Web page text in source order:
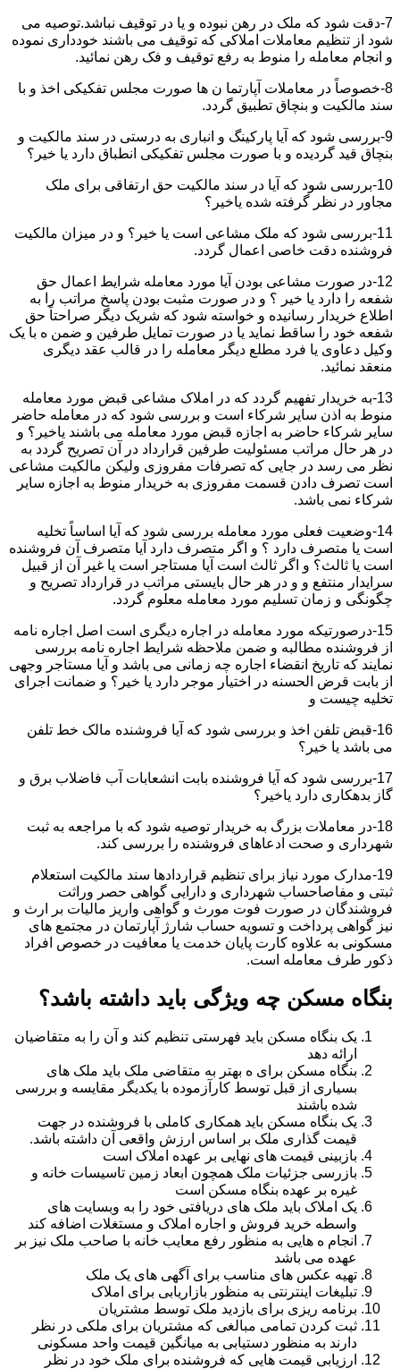
7-دقت شود که ملک در رهن نبوده و یا در توقیف نباشد.توصیه می
شود از تنظیم معاملات املاکی که توقیف می باشند خودداری نموده
و انجام معامله را منوط به رفع توقیف و فک رهن نمائید.
8-خصوصاً در معاملات آپارتما ن ها صورت مجلس تفکیکی اخذ و با
سند مالکیت و بنچاق تطبیق گردد.
9-بررسی شود که آیا پارکینگ و انباری به درستی در سند مالکیت و
بنچاق قید گردیده و با صورت مجلس تفکیکی انطباق دارد یا خیر؟
10-بررسی شود که آیا در سند مالکیت حق ارتفاقی برای ملک
مجاور در نظر گرفته شده یاخیر؟
11-بررسی شود که ملک مشاعی است یا خیر؟ و در میزان مالکیت
فروشنده دقت خاصی اعمال گردد.
12-در صورت مشاعی بودن آیا مورد معامله شرایط اعمال حق
شفعه را دارد یا خیر ؟ و در صورت مثبت بودن پاسخ مراتب را به
اطلاع خریدار رسانیده و خواسته شود که شریک دیگر صراحتاً حق
شفعه خود را ساقط نماید یا در صورت تمایل طرفین و ضمن ه با یک
وکیل دعاوی یا فرد مطلع دیگر معامله را در قالب عقد دیگری
منعقد نمائید.
13-به خریدار تفهیم گردد که در املاک مشاعی قبض مورد معامله
منوط به اذن سایر شرکاء است و بررسی شود که در معامله حاضر
سایر شرکاء حاضر به اجازه قبض مورد معامله می باشند یاخیر؟ و
در هر حال مراتب مسئولیت طرفین قرارداد در آن تصریح گردد به
نظر می رسد در جایی که تصرفات مفروزی ولیکن مالکیت مشاعی
است تصرف دادن قسمت مفروزی به خریدار منوط به اجازه سایر
شرکاء نمی باشد.
14-وضعیت فعلی مورد معامله بررسی شود که آیا اساساً تخلیه
است یا متصرف دارد ؟ و اگر متصرف دارد آیا متصرف آن فروشنده
است یا ثالث؟ و اگر ثالث است آیا مستاجر است یا غیر آن از قبیل
سرایدار منتفع و و در هر حال بایستی مراتب در قرارداد تصریح و
چگونگی و زمان تسلیم مورد معامله معلوم گردد.
15-درصورتیکه مورد معامله در اجاره دیگری است اصل اجاره نامه
از فروشنده مطالبه و ضمن ملاحظه شرایط اجاره نامه بررسی
نمایند که تاریخ انقضاء اجاره چه زمانی می باشد و آیا مستاجر وجهی
از بابت قرض الحسنه در اختیار موجر دارد یا خیر؟ و ضمانت اجرای
تخلیه چیست و
16-قبض تلفن اخذ و بررسی شود که آیا فروشنده مالک خط تلفن
می باشد یا خیر؟
17-بررسی شود که آیا فروشنده بابت انشعابات آب فاضلاب برق و
گاز بدهکاری دارد یاخیر؟
18-در معاملات بزرگ به خریدار توصیه شود که با مراجعه به ثبت
شهرداری و صحت ادعاهای فروشنده را بررسی کند.
19-مدارک مورد نیاز برای تنظیم قراردادها سند مالکیت استعلام
ثبتی و مفاصاحساب شهرداری و دارایی گواهی حصر وراثت
فروشندگان در صورت فوت مورث و گواهی واریز مالیات بر ارث و
نیز گواهی پرداخت و تسویه حساب شارژ آپارتمان در مجتمع های
مسکونی به علاوه کارت پایان خدمت یا معافیت در خصوص افراد
ذکور طرف معامله است.
بنگاه مسکن چه ویژگی باید داشته باشد؟
یک بنگاه مسکن باید فهرستی تنظیم کند و آن را به متقاضیان
ارائه دهد
بنگاه مسکن برای ه بهتر به متقاضی ملک باید ملک های
بسیاری از قبل توسط کارآزموده با یکدیگر مقایسه و بررسی
شده باشند
یک بنگاه مسکن باید همکاری کاملی با فروشنده در جهت
قیمت گذاری ملک بر اساس ارزش واقعی آن داشته باشد.
بازبینی قیمت های نهایی بر عهده املاک است
بازرسی جزئیات ملک همچون ابعاد زمین تاسیسات خانه و
غیره بر عهده بنگاه مسکن است
یک املاک باید ملک های دریافتی خود را به وبسایت های
واسطه خرید فروش و اجاره املاک و مستغلات اضافه کند
انجام ه هایی به منظور رفع معایب خانه با صاحب ملک نیز بر
عهده می باشد
تهیه عکس های مناسب برای آگهی های یک ملک
تبلیغات اینترنتی به منظور بازاریابی برای املاک
برنامه ریزی برای بازدید ملک توسط مشتریان
ثبت کردن تمامی مبالغی که مشتریان برای ملکی در نظر
دارند به منظور دستیابی به میانگین قیمت واحد مسکونی
ارزیابی قیمت هایی که فروشنده برای ملک خود در نظر